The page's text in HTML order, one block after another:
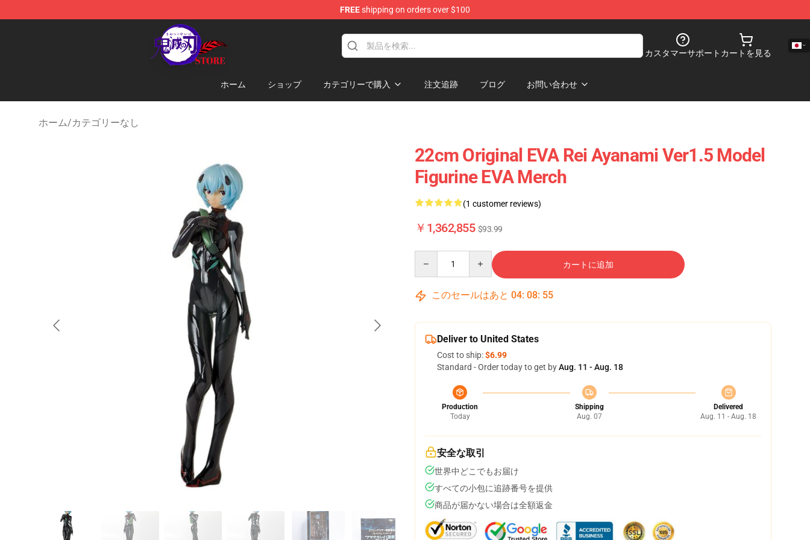
FREEshipping on orders over $100
Kimetsu no Yaiba Store - Official Kimetsu no Yaiba Merchandise Shop
カスタマーサポート カートを見る
ホーム ショップ カテゴリーで購入 注文追跡 ブログ お問い合わせ
ホーム/カテゴリーなし
22cm Original EVA Rei Ayanami Ver1.5 Model
Figurine EVA Merch
(1 customer reviews)
￥1,362,855 $93.99
カートに追加
このセールはあと 04: 08: 54
Deliver to United States
Cost to ship:$6.99
Standard - Order today to get byAug. 11 - Aug. 18
Production
Today
Shipping
Aug. 07
Delivered
Aug. 11 - Aug. 18
安全な取引
世界中どこでもお届け
すべての小包に追跡番号を提供
商品が届かない場合は全額返金